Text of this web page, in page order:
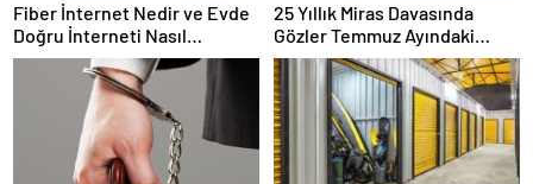
Fiber İnternet Nedir ve Evde
Doğru İnterneti Nasıl
Seçersiniz
25 Yıllık Miras Davasında
Gözler Temmuz Ayındaki
Karar Duruşmasına Çevrildi